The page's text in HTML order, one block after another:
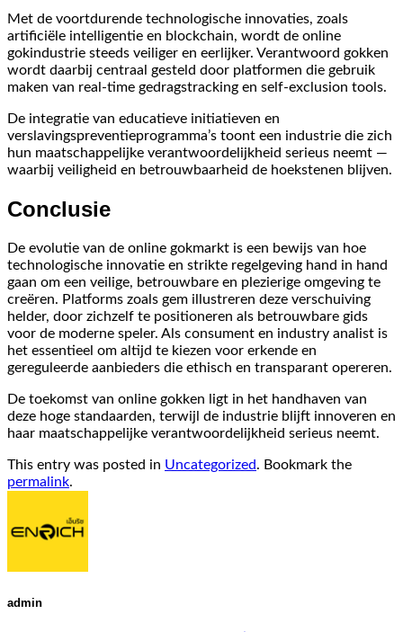
Met de voortdurende technologische innovaties, zoals
artificiële intelligentie en blockchain, wordt de online
gokindustrie steeds veiliger en eerlijker. Verantwoord gokken
wordt daarbij centraal gesteld door platformen die gebruik
maken van real-time gedragstracking en self-exclusion tools.
De integratie van educatieve initiatieven en
verslavingspreventieprogramma’s toont een industrie die zich
hun maatschappelijke verantwoordelijkheid serieus neemt —
waarbij veiligheid en betrouwbaarheid de hoekstenen blijven.
Conclusie
De evolutie van de online gokmarkt is een bewijs van hoe
technologische innovatie en strikte regelgeving hand in hand
gaan om een veilige, betrouwbare en plezierige omgeving te
creëren. Platforms zoals gem illustreren deze verschuiving
helder, door zichzelf te positioneren als betrouwbare gids
voor de moderne speler. Als consument en industry analist is
het essentieel om altijd te kiezen voor erkende en
gereguleerde aanbieders die ethisch en transparant opereren.
De toekomst van online gokken ligt in het handhaven van
deze hoge standaarden, terwijl de industrie blijft innoveren en
haar maatschappelijke verantwoordelijkheid serieus neemt.
This entry was posted in Uncategorized. Bookmark the
permalink.
admin